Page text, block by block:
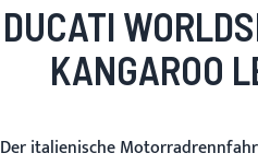
DUCATI
KANGAROO
Der italienische